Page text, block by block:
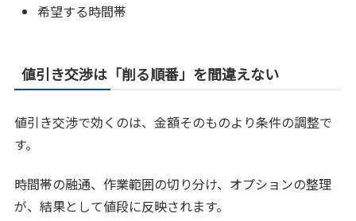
希望する時間帯
値引き交渉は「削る順番」を間違えない
値引き交渉で効くのは、金額そのものより条件の調整で
す。
時間帯の融通、作業範囲の切り分け、オプションの整理
が、結果として値段に反映されます。